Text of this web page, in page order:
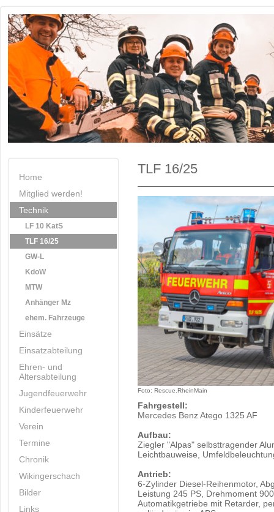
Home
Mitglied werden!
Technik
LF 10 KatS
TLF 16/25
GW-L
KdoW
MTW
Anhänger Mz
ehem. Fahrzeuge
Einsätze
Einsatzabteilung
Ehren- und
Altersabteilung
Jugendfeuerwehr
Kinderfeuerwehr
Verein
Termine
Chronik
Wikingerschach
Bilder
Links
TLF 16/25
Foto: Rescue.RheinMain
Fahrgestell:
Mercedes Benz Atego 1325 AF
Aufbau:
Ziegler "Alpas" selbsttragender
Leichtbauweise,
Antrieb:
6-Zylinder Diesel-Reihenmotor,
Leistung 245 PS, Drehmoment
Automatikgetriebe mit Retarder,